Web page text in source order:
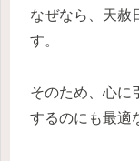
なぜなら、天赦
す。
そのため、心に
するのにも最適